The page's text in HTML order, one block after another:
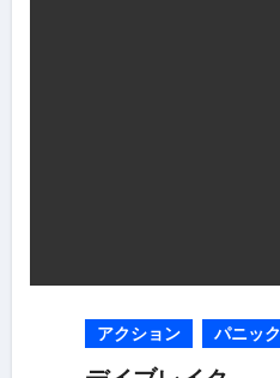
アクション パニック